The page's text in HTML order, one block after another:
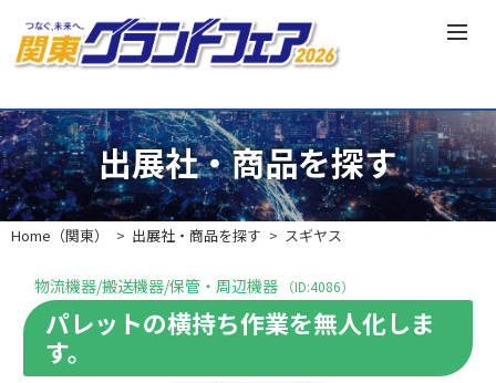
出展社・商品を探す
Home（関東） 出展社・商品を探す スギヤス
物流機器/搬送機器/保管・周辺機器 （ID:4086）
パレットの横持ち作業を無人化しま
す。